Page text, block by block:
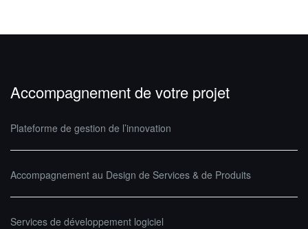
Accompagnement de votre projet
Plateforme de gestion de l’innovation
Accompagnement au Design de Services & de Produits
Services de développement logiciel